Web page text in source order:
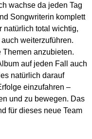
wachse da jeden Tag
Songwriterin komplett
natürlich total wichtig,
weiterzuführen.
anzubieten.
auf jeden Fall auch
natürlich darauf
einzufahren –
und zu bewegen. Das
für dieses neue Team